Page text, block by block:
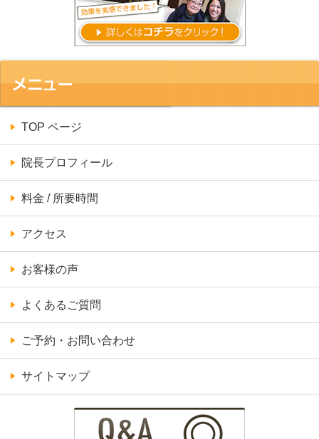
TOP ページ
院長プロフィール
料金 / 所要時間
アクセス
お客様の声
よくあるご質問
ご予約・お問い合わせ
サイトマップ